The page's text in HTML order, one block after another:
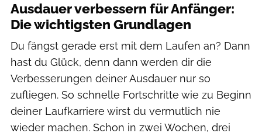
Ausdauer verbessern für Anfänger:
Die wichtigsten Grundlagen
Du fängst gerade erst mit dem Laufen an? Dann
hast du Glück, denn dann werden dir die
Verbesserungen deiner Ausdauer nur so
zufliegen. So schnelle Fortschritte wie zu Beginn
deiner Laufkarriere wirst du vermutlich nie
wieder machen. Schon in zwei Wochen, drei